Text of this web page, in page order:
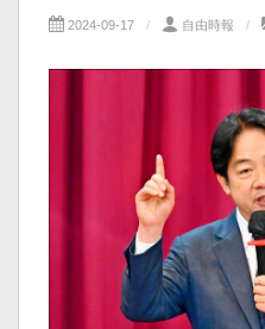
2024-09-17 自由時報